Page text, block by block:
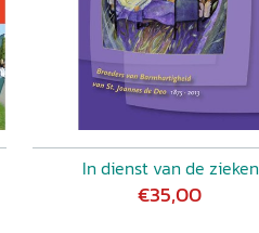
In dienst van de zieken
€35,00